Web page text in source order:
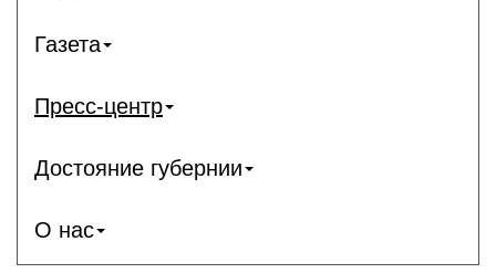
Газета
Пресс-центр
Достояние губернии
О нас